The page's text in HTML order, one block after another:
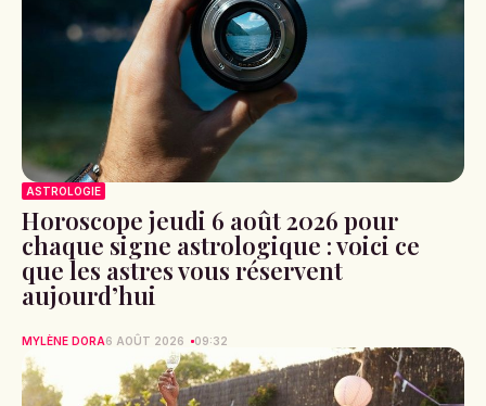
ASTROLOGIE
Horoscope jeudi 6 août 2026 pour
chaque signe astrologique : voici ce
que les astres vous réservent
aujourd’hui
MYLÈNE DORA6 AOÛT 2026 09:32